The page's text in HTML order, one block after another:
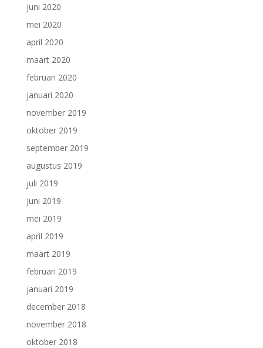
juni 2020
mei 2020
april 2020
maart 2020
februari 2020
januari 2020
november 2019
oktober 2019
september 2019
augustus 2019
juli 2019
juni 2019
mei 2019
april 2019
maart 2019
februari 2019
januari 2019
december 2018
november 2018
oktober 2018